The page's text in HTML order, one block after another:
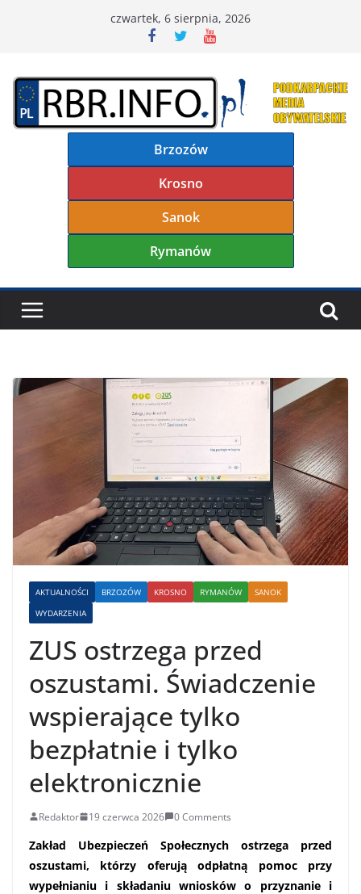
czwartek, 6 sierpnia, 2026
Brzozów
Krosno
Sanok
Rymanów
AKTUALNOŚCI BRZOZÓW KROSNO RYMANÓW
SANOK
WYDARZENIA
ZUS ostrzega przed
oszustami. Świadczenie
wspierające tylko
bezpłatnie i tylko
elektronicznie
Redaktor 19 czerwca 2026 0 Comments
Zakład Ubezpieczeń Społecznych ostrzega przed
oszustami, którzy oferują odpłatną pomoc przy
wypełnianiu i składaniu wniosków o przyznanie i